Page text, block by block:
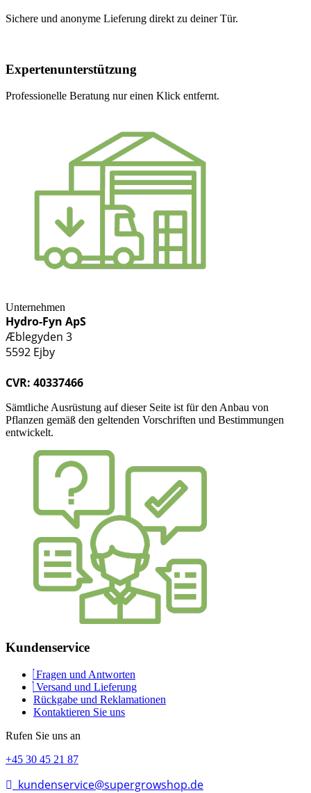
Sichere und anonyme Lieferung direkt zu deiner Tür.
Expertenunterstützung
Professionelle Beratung nur einen Klick entfernt.
Unternehmen
Hydro-Fyn ApS
Æblegyden 3
5592 Ejby
CVR: 40337466
Sämtliche Ausrüstung auf dieser Seite ist für den Anbau von
Pflanzen gemäß den geltenden Vorschriften und Bestimmungen
entwickelt.
Kundenservice
Fragen und Antworten
Versand und Lieferung
Rückgabe und Reklamationen
Kontaktieren Sie uns
Rufen Sie uns an
+45 30 45 21 87
kundenservice@supergrowshop.de